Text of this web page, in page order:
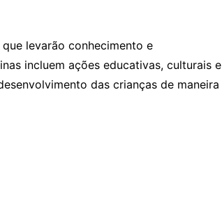
levarão conhecimento e
incluem ações educativas, culturais e
das crianças de maneira